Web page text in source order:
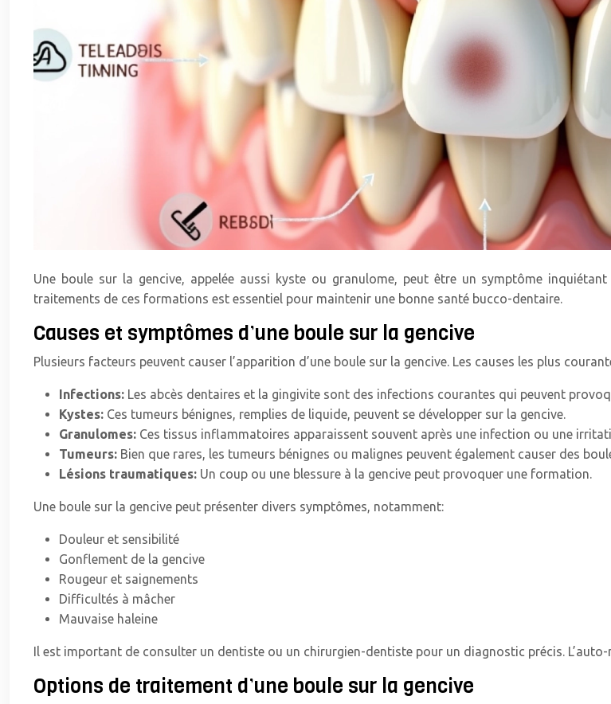
Une boule sur la gencive, appelée aussi kyste ou granulome, peut être un symptôme
traitements de ces formations est essentiel pour maintenir une bonne santé bucco-dentaire.
Causes et symptômes d’une boule sur la gencive
Plusieurs facteurs peuvent causer l’apparition d’une boule sur la gencive. Les causes les plus
Infections: Les abcès dentaires et la gingivite sont des infections courantes qui peuvent
Kystes: Ces tumeurs bénignes, remplies de liquide, peuvent se développer sur la gencive.
Granulomes: Ces tissus inflammatoires apparaissent souvent après une infection ou une
Tumeurs: Bien que rares, les tumeurs bénignes ou malignes peuvent également causer des
Lésions traumatiques: Un coup ou une blessure à la gencive peut provoquer une formation.
Une boule sur la gencive peut présenter divers symptômes, notamment:
Douleur et sensibilité
Gonflement de la gencive
Rougeur et saignements
Difficultés à mâcher
Mauvaise haleine
Il est important de consulter un dentiste ou un chirurgien-dentiste pour un diagnostic précis.
Options de traitement d’une boule sur la gencive